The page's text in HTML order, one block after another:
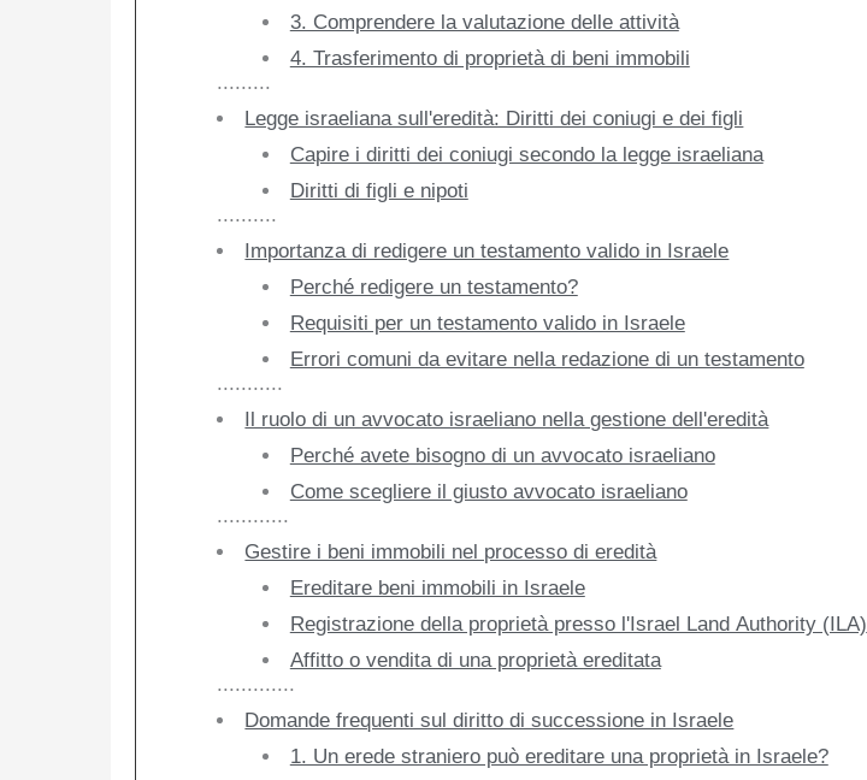
3. Comprendere la valutazione delle attività
4. Trasferimento di proprietà di beni immobili
.........
Legge israeliana sull'eredità: Diritti dei coniugi e dei figli
Capire i diritti dei coniugi secondo la legge israeliana
Diritti di figli e nipoti
..........
Importanza di redigere un testamento valido in Israele
Perché redigere un testamento?
Requisiti per un testamento valido in Israele
Errori comuni da evitare nella redazione di un testamento
...........
Il ruolo di un avvocato israeliano nella gestione dell'eredità
Perché avete bisogno di un avvocato israeliano
Come scegliere il giusto avvocato israeliano
............
Gestire i beni immobili nel processo di eredità
Ereditare beni immobili in Israele
Registrazione della proprietà presso l'Israel Land Authority (ILA)
Affitto o vendita di una proprietà ereditata
.............
Domande frequenti sul diritto di successione in Israele
1. Un erede straniero può ereditare una proprietà in Israele?